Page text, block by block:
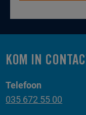
KOM IN CONTACT
Telefoon
035 672 55 00